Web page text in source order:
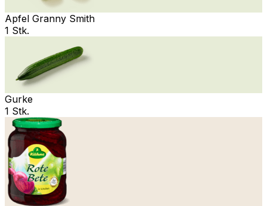
Apfel Granny Smith
1 Stk.
Gurke
1 Stk.